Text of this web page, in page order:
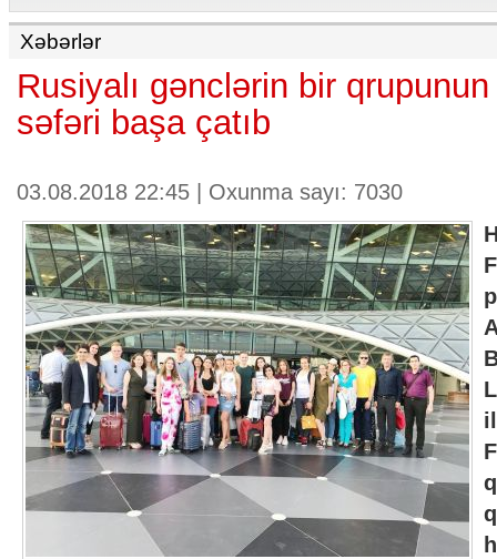
Xəbərlər
Rusiyalı gənclərin bir
səfəri başa çatıb
03.08.2018 22:45 | Oxunma sayı: 7030